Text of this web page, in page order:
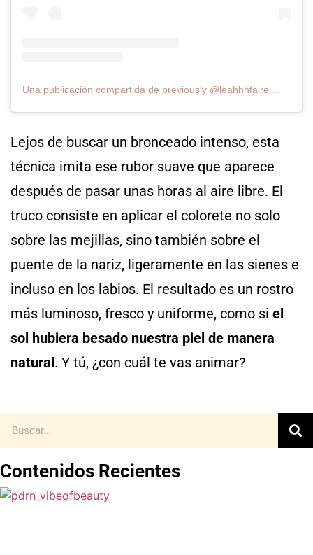
Lejos de buscar un bronceado intenso, esta
técnica imita ese rubor suave que aparece
después de pasar unas horas al aire libre. El
truco consiste en aplicar el colorete no solo
sobre las mejillas, sino también sobre el
puente de la nariz, ligeramente en las sienes e
incluso en los labios. El resultado es un rostro
más luminoso, fresco y uniforme, como si el
sol hubiera besado nuestra piel de manera
natural. Y tú, ¿con cuál te vas animar?
Contenidos Recientes